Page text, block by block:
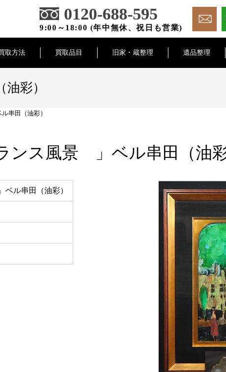
0120-688-595
9:00～18:00 (年中無休、祝日も営業)
取方法 買取品目 旧家・蔵整理 遺品整理
彩）
串田（油彩）
ンス風景 」ベル串田（油彩
ル串田（油彩）